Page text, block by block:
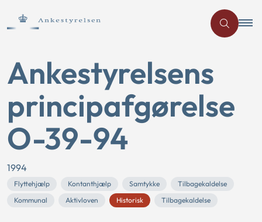
Ankestyrelsens
principafgørelse
O-39-94
1994
Flyttehjælp Kontanthjælp Samtykke
Tilbagekaldelse
Kommunal
Aktivloven Historisk Tilbagekaldelse